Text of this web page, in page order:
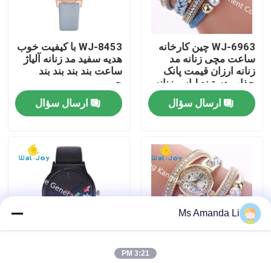
کنترل کیفیت
با ما تماس بگیرید
موارد
درخواست نقل قول
WJ-6963 چین کارخانه
ساعت مچی زنانه مد
زنانه ارزان قیمت پانک
جذاب دستبند لباس زنانه
ساعت پارچه ای نرم
پارچه ای ساعت مچی
ارسال سؤال
WJ-8453 با کیفیت خوب
هدیه سفید مد زنانه آلیاژ
ساعت بند بند بند بند
چرمی
ارسال سؤال
WJ-6737 Alibaba
Ms Amanda Li
3:21 PM